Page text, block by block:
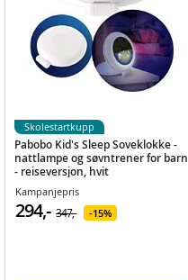
Pabobo Kid's Sleep Soveklokke -
nattlampe og søvntrener for barn
- reiseversjon, hvit
Kampanjepris
294,- 347,- 15%
Skolestartkupp